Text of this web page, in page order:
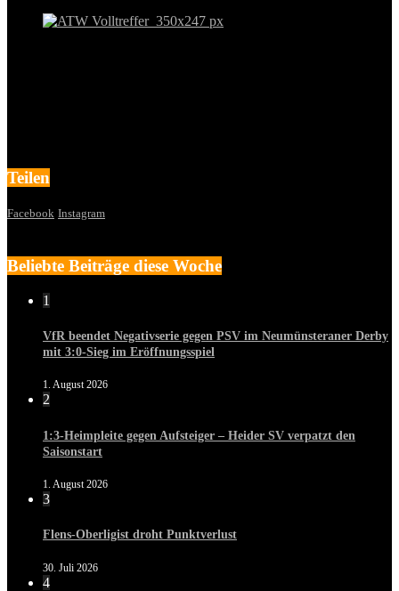
Teilen
Facebook Instagram
Beliebte Beiträge diese Woche
1
VfR beendet Negativserie gegen PSV im Neumünsteraner Derby
mit 3:0-Sieg im Eröffnungsspiel
1. August 2026
2
1:3-Heimpleite gegen Aufsteiger – Heider SV verpatzt den
Saisonstart
1. August 2026
3
Flens-Oberligist droht Punktverlust
30. Juli 2026
4